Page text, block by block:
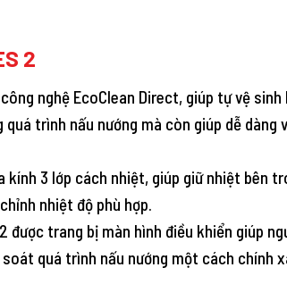
2
nghệ EcoClean Direct, giúp tự vệ
trình nấu nướng mà còn giúp dễ dàng
kính 3 lớp cách nhiệt, giúp giữ nhiệt bên
nhiệt độ phù hợp.
được trang bị màn hình điều khiển giúp
quá trình nấu nướng một cách chính